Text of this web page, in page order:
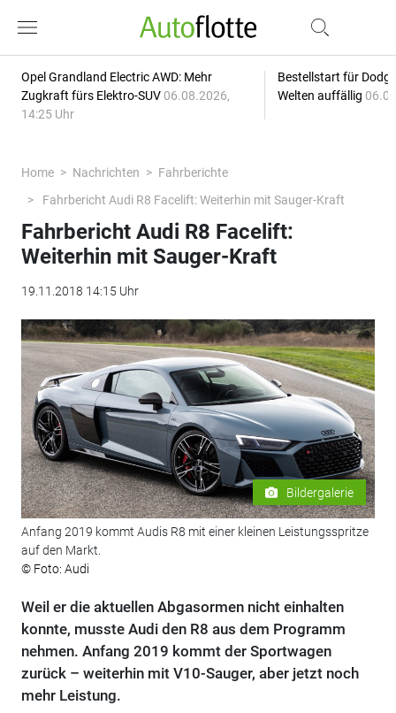
Opel Grandland Electric AWD: Mehr
Zugkraft fürs Elektro-SUV 06.08.2026,
14:25 Uhr
Bestellstart für
Welten auffällig
Home Nachrichten
Fahrberichte
Fahrbericht Audi R8 Facelift: Weiterhin mit Sauger-Kraft
Fahrbericht Audi R8 Facelift:
Weiterhin mit Sauger-Kraft
19.11.2018 14:15 Uhr
Bildergalerie
Anfang 2019 kommt Audis R8 mit einer kleinen Leistungsspritze
auf den Markt.
© Foto: Audi
Weil er die aktuellen Abgasormen nicht einhalten
konnte, musste Audi den R8 aus dem Programm
nehmen. Anfang 2019 kommt der Sportwagen
zurück – weiterhin mit V10-Sauger, aber jetzt noch
mehr Leistung.